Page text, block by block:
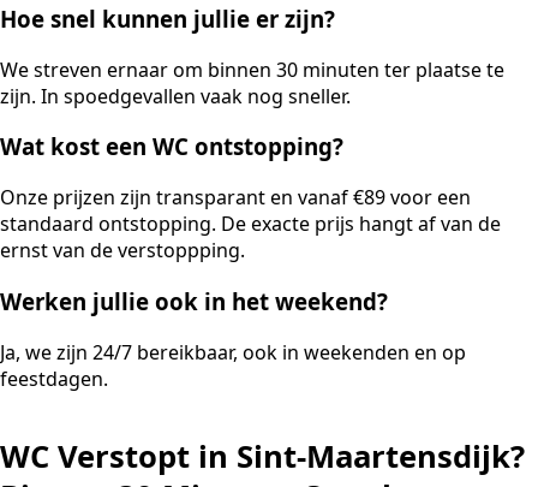
Hoe snel kunnen jullie er zijn?
We streven ernaar om binnen 30 minuten ter plaatse te
zijn. In spoedgevallen vaak nog sneller.
Wat kost een WC ontstopping?
Onze prijzen zijn transparant en vanaf €89 voor een
standaard ontstopping. De exacte prijs hangt af van de
ernst van de verstoppping.
Werken jullie ook in het weekend?
Ja, we zijn 24/7 bereikbaar, ook in weekenden en op
feestdagen.
WC Verstopt in Sint-Maartensdijk?